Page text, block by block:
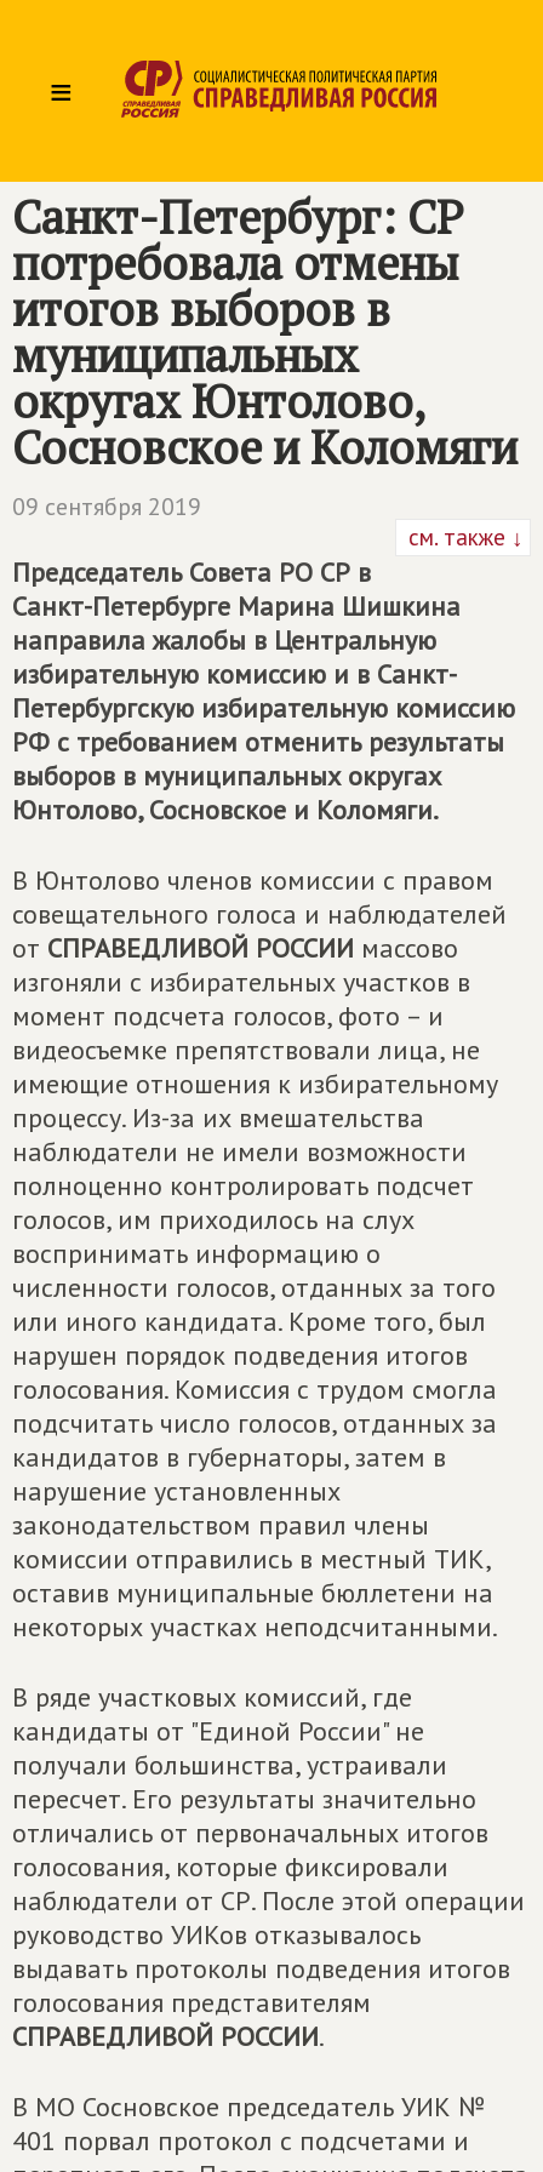
≡
Санкт-Петербург: СР
потребовала отмены
итогов выборов в
муниципальных
округах Юнтолово,
Сосновское и Коломяги
09 сентября 2019
см. также ↓
Председатель Совета РО СР в
Санкт-Петербурге Марина Шишкина
направила жалобы в Центральную
избирательную комиссию и в Санкт-
Петербургскую избирательную комиссию
РФ с требованием отменить результаты
выборов в муниципальных округах
Юнтолово, Сосновское и Коломяги.
В Юнтолово членов комиссии с правом
совещательного голоса и наблюдателей
от СПРАВЕДЛИВОЙ РОССИИ массово
изгоняли с избирательных участков в
момент подсчета голосов, фото – и
видеосъемке препятствовали лица, не
имеющие отношения к избирательному
процессу. Из-за их вмешательства
наблюдатели не имели возможности
полноценно контролировать подсчет
голосов, им приходилось на слух
воспринимать информацию о
численности голосов, отданных за того
или иного кандидата. Кроме того, был
нарушен порядок подведения итогов
голосования. Комиссия с трудом смогла
подсчитать число голосов, отданных за
кандидатов в губернаторы, затем в
нарушение установленных
законодательством правил члены
комиссии отправились в местный ТИК,
оставив муниципальные бюллетени на
некоторых участках неподсчитанными.
В ряде участковых комиссий, где
кандидаты от "Единой России" не
получали большинства, устраивали
пересчет. Его результаты значительно
отличались от первоначальных итогов
голосования, которые фиксировали
наблюдатели от СР. После этой операции
руководство УИКов отказывалось
выдавать протоколы подведения итогов
голосования представителям
СПРАВЕДЛИВОЙ РОССИИ.
В МО Сосновское председатель УИК №
401 порвал протокол с подсчетами и